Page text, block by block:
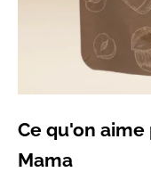
Ce qu'on
Mama